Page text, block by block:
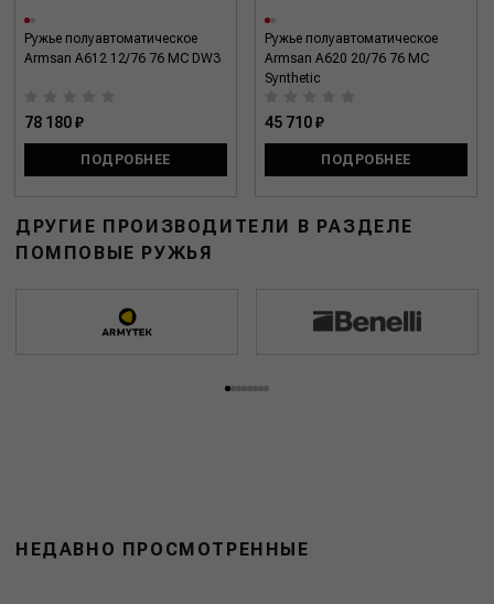
Ружье полуавтоматическое
Armsan A612 12/76 76 MC DW3
78 180 ₽
ПОДРОБНЕЕ
Ружье полуавтоматическое
Armsan A620 20/76 76 MC
Synthetic
45 710 ₽
ПОДРОБНЕЕ
ДРУГИЕ ПРОИЗВОДИТЕЛИ В РАЗДЕЛЕ
ПОМПОВЫЕ РУЖЬЯ
НЕДАВНО ПРОСМОТРЕННЫЕ